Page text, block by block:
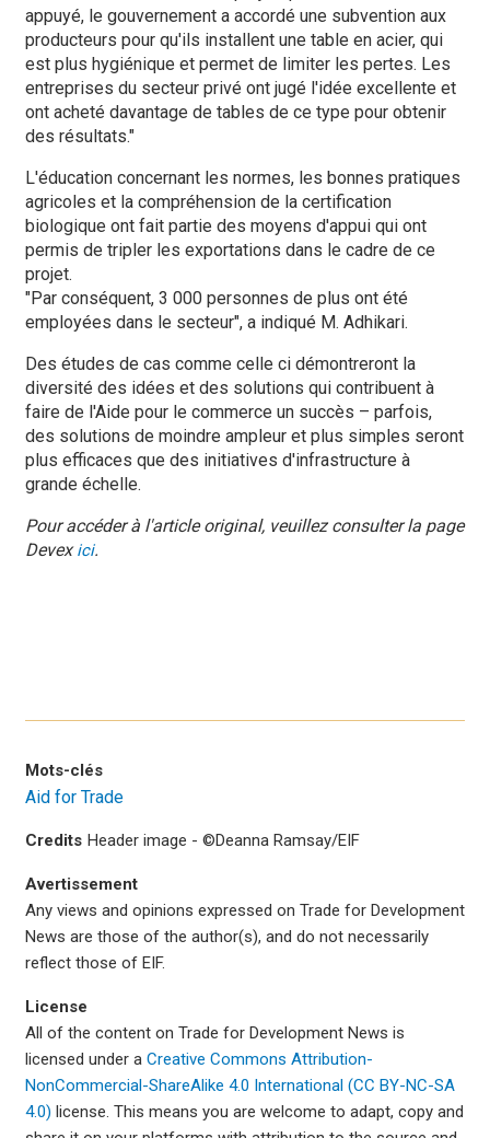
appuyé, le gouvernement a accordé une subvention aux
producteurs pour qu'ils installent une table en acier, qui
est plus hygiénique et permet de limiter les pertes. Les
entreprises du secteur privé ont jugé l'idée excellente et
ont acheté davantage de tables de ce type pour obtenir
des résultats."
L'éducation concernant les normes, les bonnes pratiques
agricoles et la compréhension de la certification
biologique ont fait partie des moyens d'appui qui ont
permis de tripler les exportations dans le cadre de ce
projet.
"Par conséquent, 3 000 personnes de plus ont été
employées dans le secteur", a indiqué M. Adhikari.
Des études de cas comme celle ci démontreront la
diversité des idées et des solutions qui contribuent à
faire de l'Aide pour le commerce un succès – parfois,
des solutions de moindre ampleur et plus simples seront
plus efficaces que des initiatives d'infrastructure à
grande échelle.
Pour accéder à l'article original, veuillez consulter la page
Devexici.
Mots-clés
Aid for Trade
Credits Header image - ©Deanna Ramsay/EIF
Avertissement
Any views and opinions expressed on Trade for Development
News are those of the author(s), and do not necessarily
reflect those of EIF.
License
All of the content on Trade for Development News is
licensed under a Creative Commons Attribution-
NonCommercial-ShareAlike 4.0 International (CC BY-NC-SA
4.0) license. This means you are welcome to adapt, copy and